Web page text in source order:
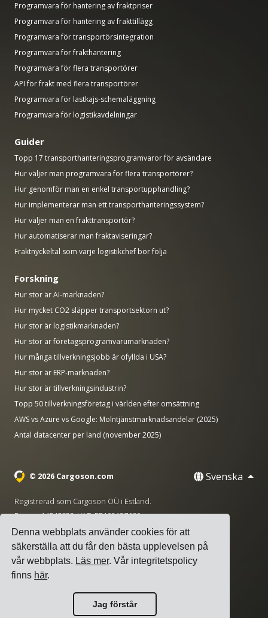
Denna webbplats använder cookies för att
säkerställa att du får den bästa upplevelsen på
vår webbplats. Läs mer. Vår integritetspolicy
finns här.
Jag förstår
Programvara för hantering av fraktpriser
Programvara för hantering av frakttillägg
Programvara för transportörsintegration
Programvara för frakthantering
Programvara för flera transportörer
API för frakt med flera transportörer
Programvara för lastkajs-schemaläggning
Programvara för logistikavdelningar
Guider
Topp 17 transporthanteringsprogramvaror för avsändare
Hur väljer man programvara för flera transportörer?
Hur genomför man en enkel transportupphandling?
Hur implementerar man ett transporthanteringssystem?
Hur väljer man en frakttransportör?
Hur automatiserar man fraktaviseringar?
Fraktnyckeltal som varje logistikchef bör följa
Forskning
Hur stor är AI-marknaden?
Hur mycket CO2 släpper transportsektorn ut?
Hur stor är logistikmarknaden?
Hur stor är företagsprogramvarumarknaden?
Hur många tillverkningsjobb är ofyllda i USA?
Hur stor är ERP-marknaden?
Hur stor är tillverkningsindustrin?
Topp 50 tillverkningsföretag i världen efter omsättning
AWS vs Azure vs Google: Molntjänstmarknadsandelar (2025)
Antal datacenter per land (november 2025)
© 2026 Cargoson.com Svenska
Registrerad som Cargoson OÜ i Estland.
Reg nr: 14545832. VAT: EE102137680.
Huvudkontor: Pärnu mnt. 141, 11314 Tallinn, Estland
+372 5555 0028 · hello@cargoson.com
Användarvillkor